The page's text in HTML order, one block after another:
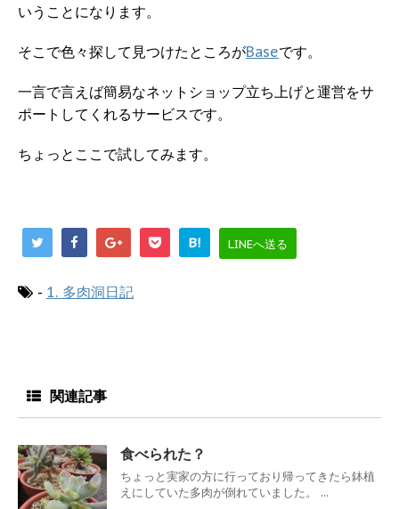
いうことになります。
そこで色々探して見つけたところがBaseです。
一言で言えば簡易なネットショップ立ち上げと運営をサ
ポートしてくれるサービスです。
ちょっとここで試してみます。
B! LINEへ送る
- 1. 多肉洞日記
関連記事
食べられた？
ちょっと実家の方に行っており帰ってきたら鉢植
えにしていた多肉が倒れていました。 ...